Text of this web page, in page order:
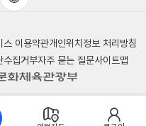
스 이용약관개인위치정보 처리방침
수집거부자주 묻는 질문사이트맵